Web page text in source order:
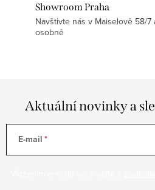
Showroom Praha
Navštivte nás v Maiselově 58/
osobně
Aktuální novinky a
E-mail